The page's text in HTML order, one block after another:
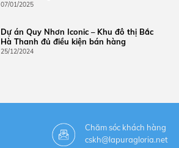
07/01/2025
Dự án Quy Nhơn Iconic – Khu đô thị Bắc
Hà Thanh đủ điều kiện bán hàng
25/12/2024
Chăm sóc khách hàng
cskh@lapuragloria.net